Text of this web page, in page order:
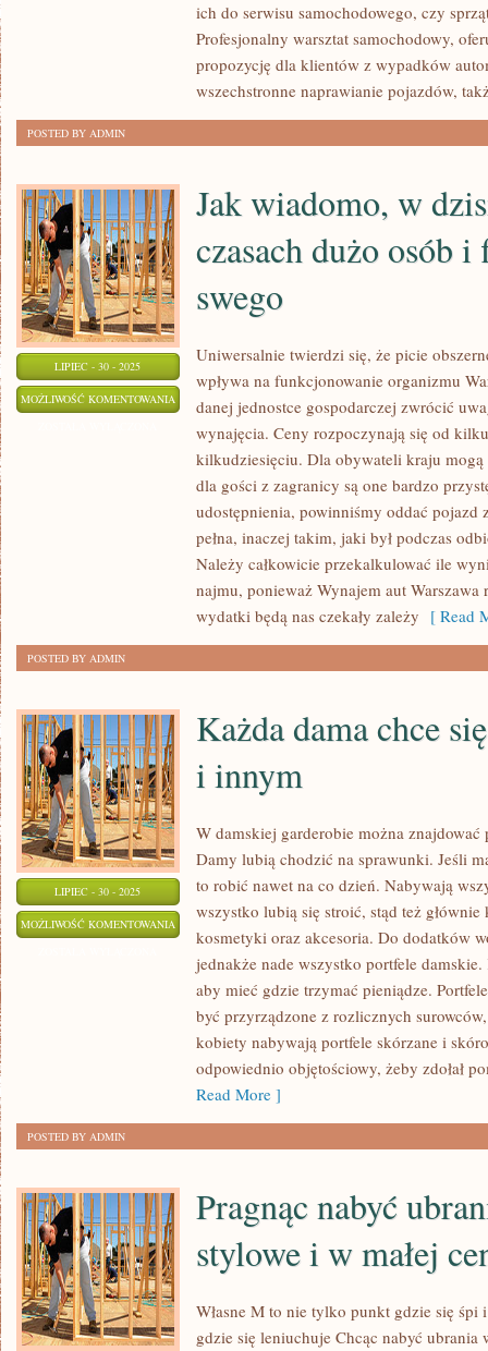
NOWOMODNE
PROPOZYCJE
ich do serwisu samochodowego, czy
Profesjonalny warsztat samochodowy,
propozycję dla klientów z wypadków
wszechstronne naprawianie pojazdów,
POSTED BY ADMIN
LIPIEC - 30 - 2025
MOŻLIWOŚĆ KOMENTOWANIA
DZISIEJSZYCH
CZASACH
DUŻO
OSÓB
FIRM
STAWIA
NA
Jak wiadomo, w
czasach dużo osób
swego
Uniwersalnie twierdzi się, że picie
wpływa na funkcjonowanie organizmu
danej jednostce gospodarczej zwrócić
wynajęcia. Ceny rozpoczynają się od
kilkudziesięciu. Dla obywateli kraju
dla gości z zagranicy są one bardzo
udostępnienia, powinniśmy oddać pojazd
pełna, inaczej takim, jaki był podczas
Należy całkowicie przekalkulować ile
najmu, ponieważ Wynajem aut
wydatki będą nas czekały zależy [ Read
POSTED BY ADMIN
LIPIEC - 30 - 2025
MOŻLIWOŚĆ KOMENTOWANIA
CHCE
Każda dama chce
i innym
W damskiej garderobie można
Damy lubią chodzić na sprawunki. Jeśli
to robić nawet na co dzień. Nabywają
wszystko lubią się stroić, stąd też
kosmetyki oraz akcesoria. Do dodatków
jednakże nade wszystko portfele
aby mieć gdzie trzymać pieniądze.
być przyrządzone z rozlicznych
kobiety nabywają portfele skórzane i
odpowiednio objętościowy, żeby zdołał
Read More ]
POSTED BY ADMIN
Pragnąc nabyć
stylowe i w małej
Własne M to nie tylko punkt gdzie się śpi
gdzie się leniuchuje Chcąc nabyć